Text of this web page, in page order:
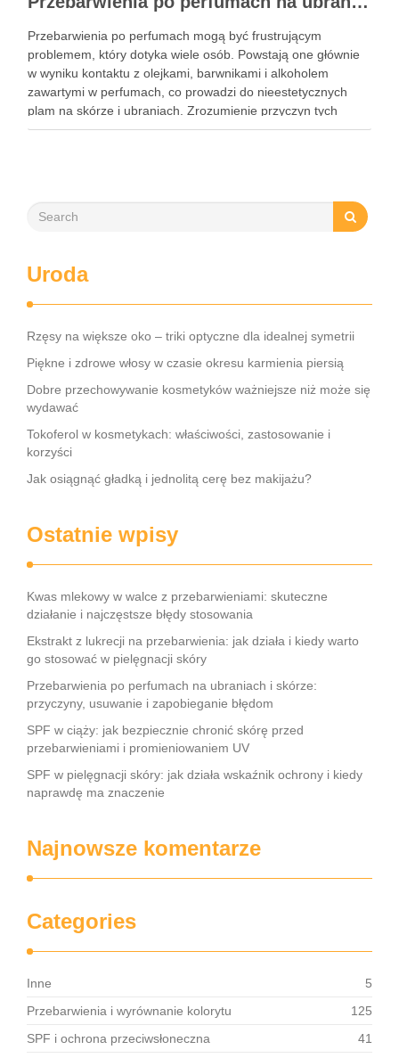
Przebarwienia po perfumach mogą być frustrującym
problemem, który dotyka wiele osób. Powstają one głównie
w wyniku kontaktu z olejkami, barwnikami i alkoholem
zawartymi w perfumach, co prowadzi do nieestetycznych
plam na skórze i ubraniach. Zrozumienie przyczyn tych
przebarwień jest kluczowe, aby skutecznie im zapobiegać i
Uroda
Rzęsy na większe oko – triki optyczne dla idealnej symetrii
Piękne i zdrowe włosy w czasie okresu karmienia piersią
Dobre przechowywanie kosmetyków ważniejsze niż może się
wydawać
Tokoferol w kosmetykach: właściwości, zastosowanie i
korzyści
Jak osiągnąć gładką i jednolitą cerę bez makijażu?
Ostatnie wpisy
Kwas mlekowy w walce z przebarwieniami: skuteczne
działanie i najczęstsze błędy stosowania
Ekstrakt z lukrecji na przebarwienia: jak działa i kiedy warto
go stosować w pielęgnacji skóry
Przebarwienia po perfumach na ubraniach i skórze:
przyczyny, usuwanie i zapobieganie błędom
SPF w ciąży: jak bezpiecznie chronić skórę przed
przebarwieniami i promieniowaniem UV
SPF w pielęgnacji skóry: jak działa wskaźnik ochrony i kiedy
naprawdę ma znaczenie
Najnowsze komentarze
Categories
Inne
5
Przebarwienia i wyrównanie kolorytu
125
SPF i ochrona przeciwsłoneczna
41